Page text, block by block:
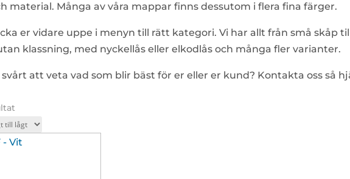
material. Många av våra mappar finns dessutom i flera fina färger.
er vidare uppe i menyn till rätt kategori. Vi har allt från små skåp
klassning, med nyckellås eller elkodlås och många fler varianter.
att veta vad som blir bäst för er eller er kund? Kontakta oss så